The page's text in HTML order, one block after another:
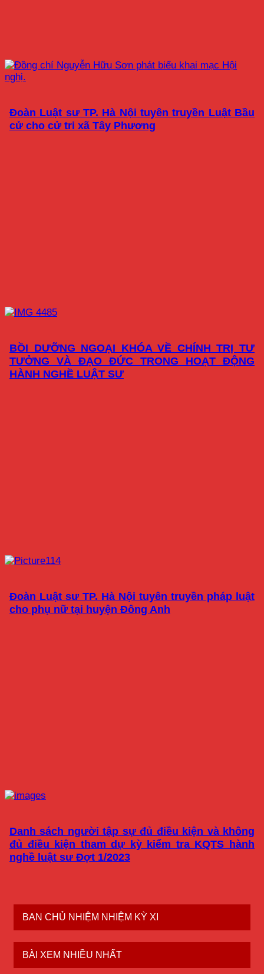
Đoàn Luật sư TP. Hà Nội tuyên truyền Luật Bầu
cử cho cử tri xã Tây Phương
BỒI DƯỠNG NGOẠI KHÓA VỀ CHÍNH TRỊ TƯ
TƯỞNG VÀ ĐẠO ĐỨC TRONG HOẠT ĐỘNG
HÀNH NGHỀ LUẬT SƯ
Đoàn Luật sư TP. Hà Nội tuyên truyền pháp luật
cho phụ nữ tại huyện Đông Anh
Danh sách người tập sự đủ điều kiện và không
đủ điều kiện tham dự kỳ kiểm tra KQTS hành
nghề luật sư Đợt 1/2023
BAN CHỦ NHIỆM NHIỆM KỲ XI
BÀI XEM NHIỀU NHẤT